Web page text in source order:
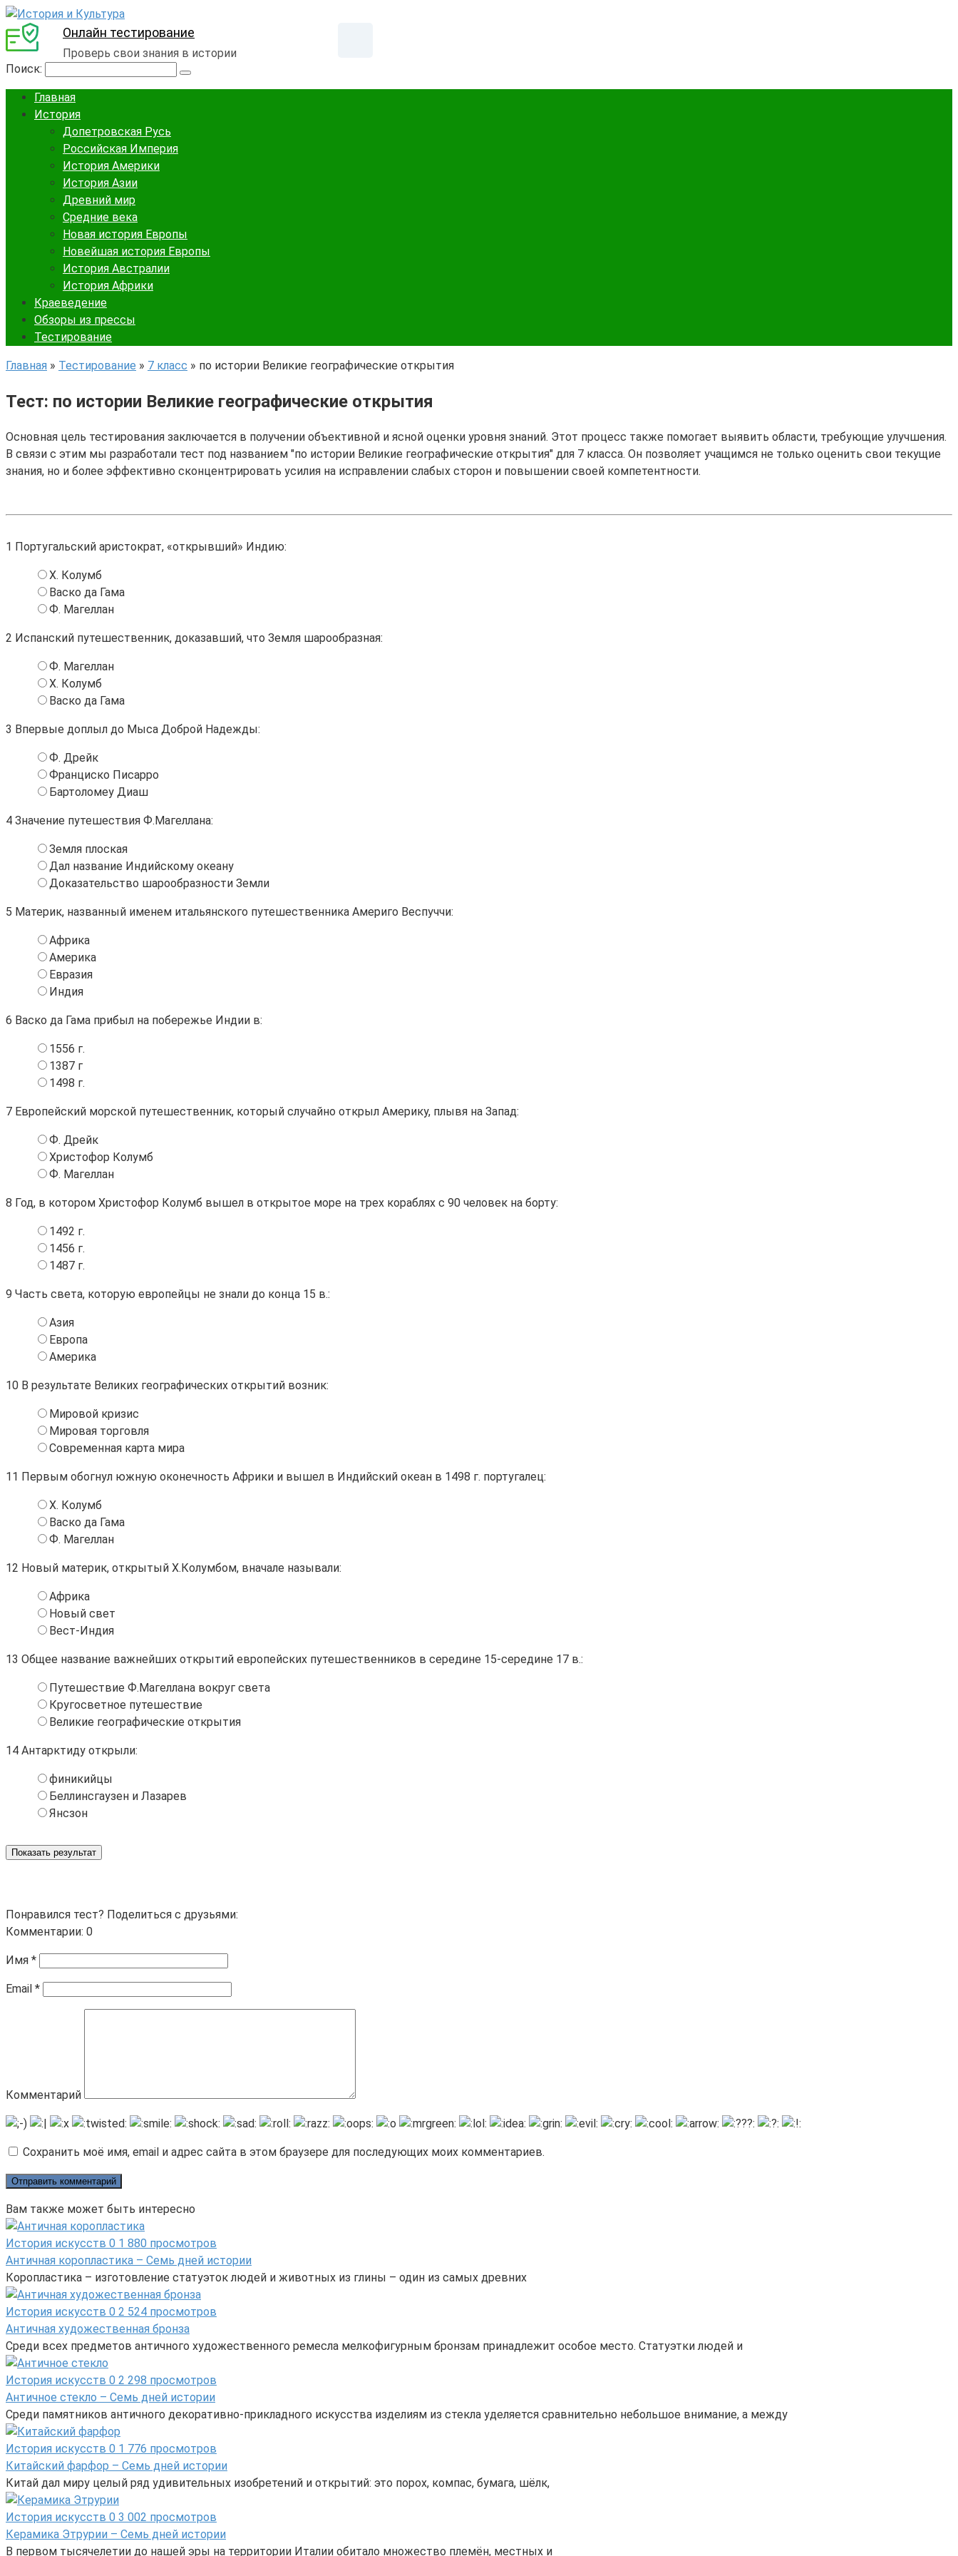
Онлайн тестирование
Проверь свои знания в истории
Поиск:
Главная
История
Допетровская Русь
Российская Империя
История Америки
История Азии
Древний мир
Средние века
Новая история Европы
Новейшая история Европы
История Австралии
История Африки
Краеведение
Обзоры из прессы
Тестирование
Главная » Тестирование » 7 класс » по истории Великие географические открытия
Тест: по истории Великие географические открытия
Основная цель тестирования заключается в получении объективной и ясной оценки уровня знаний. Этот процесс также помогает выявить области, требующие улучшения.
В связи с этим мы разработали тест под названием "по истории Великие географические открытия" для 7 класса. Он позволяет учащимся не только оценить свои текущие
знания, но и более эффективно сконцентрировать усилия на исправлении слабых сторон и повышении своей компетентности.
1 Португальский аристократ, «открывший» Индию:
Х. Колумб
Васко да Гама
Ф. Магеллан
2 Испанский путешественник, доказавший, что Земля шарообразная:
Ф. Магеллан
Х. Колумб
Васко да Гама
3 Впервые доплыл до Мыса Доброй Надежды:
Ф. Дрейк
Франциско Писарро
Бартоломеу Диаш
4 Значение путешествия Ф.Магеллана:
Земля плоская
Дал название Индийскому океану
Доказательство шарообразности Земли
5 Материк, названный именем итальянского путешественника Америго Веспуччи:
Африка
Америка
Евразия
Индия
6 Васко да Гама прибыл на побережье Индии в:
1556 г.
1387 г
1498 г.
7 Европейский морской путешественник, который случайно открыл Америку, плывя на Запад:
Ф. Дрейк
Христофор Колумб
Ф. Магеллан
8 Год, в котором Христофор Колумб вышел в открытое море на трех кораблях с 90 человек на борту:
1492 г.
1456 г.
1487 г.
9 Часть света, которую европейцы не знали до конца 15 в.:
Азия
Европа
Америка
10 В результате Великих географических открытий возник:
Мировой кризис
Мировая торговля
Современная карта мира
11 Первым обогнул южную оконечность Африки и вышел в Индийский океан в 1498 г. португалец:
Х. Колумб
Васко да Гама
Ф. Магеллан
12 Новый материк, открытый Х.Колумбом, вначале называли:
Африка
Новый свет
Вест-Индия
13 Общее название важнейших открытий европейских путешественников в середине 15-середине 17 в.:
Путешествие Ф.Магеллана вокруг света
Кругосветное путешествие
Великие географические открытия
14 Антарктиду открыли:
финикийцы
Беллинсгаузен и Лазарев
Янсзон
Показать результат
Понравился тест? Поделиться с друзьями:
Комментарии: 0
Имя *
Email *
Комментарий
Сохранить моё имя, email и адрес сайта в этом браузере для последующих моих комментариев.
Вам также может быть интересно
История искусств 0 1 880 просмотров
Античная коропластика – Семь дней истории
Коропластика – изготовление статуэток людей и животных из глины – один из самых древних
История искусств 0 2 524 просмотров
Античная художественная бронза
Среди всех предметов античного художественного ремесла мелкофигурным бронзам принадлежит особое место. Статуэтки людей и
История искусств 0 2 298 просмотров
Античное стекло – Семь дней истории
Среди памятников античного декоративно-прикладного искусства изделиям из стекла уделяется сравнительно небольшое внимание, а между
История искусств 0 1 776 просмотров
Китайский фарфор – Семь дней истории
Китай дал миру целый ряд удивительных изобретений и открытий: это порох, компас, бумага, шёлк,
История искусств 0 3 002 просмотров
Керамика Этрурии – Семь дней истории
В первом тысячелетии до нашей эры на территории Италии обитало множество племён, местных и